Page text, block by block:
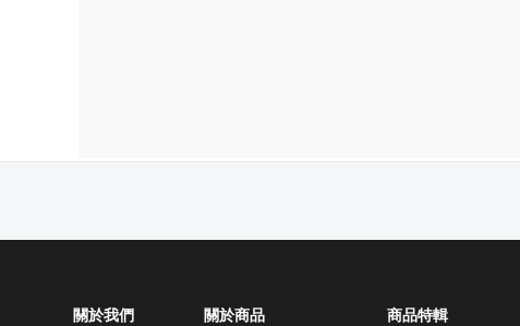
關於我們 關於商品 商品特輯